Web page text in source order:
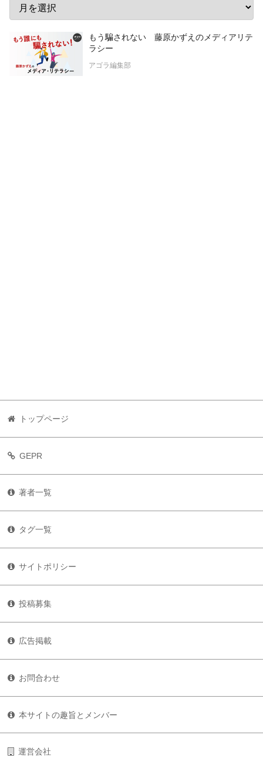
もう騙されない 藤原かずえのメディアリテ
ラシー
アゴラ編集部
トップページ
GEPR
著者一覧
タグ一覧
サイトポリシー
投稿募集
広告掲載
お問合わせ
本サイトの趣旨とメンバー
運営会社